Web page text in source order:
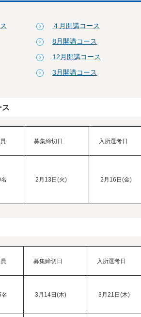
４月開講コース
8月開講コース
12月開講コース
3月開講コース
ス
募集締切日 入所選考日
2月13日(火) 2月16日(金)
募集締切日 入所選考日
名 3月14日(木) 3月21日(木)